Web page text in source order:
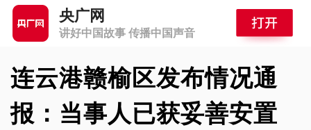
央广网
讲好中国故事 传播中国声音
连云港赣榆区发布情况通
报：当事人已获妥善安置